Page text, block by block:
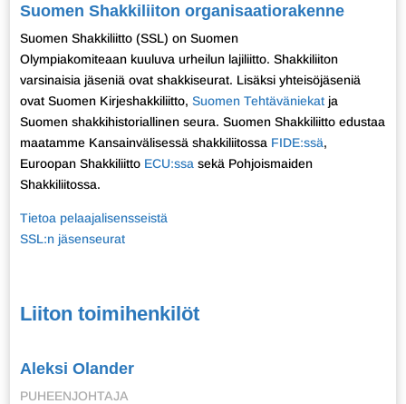
Suomen Shakkiliiton organisaatiorakenne
Suomen Shakkiliitto (SSL) on Suomen
Olympiakomiteaan kuuluva urheilun lajiliitto. Shakkiliiton
varsinaisia jäseniä ovat shakkiseurat. Lisäksi yhteisöjäseniä
ovat Suomen Kirjeshakkiliitto, Suomen Tehtäväniekatja
Suomen shakkihistoriallinen seura. Suomen Shakkiliitto edustaa
maatamme Kansainvälisessä shakkiliitossa FIDE:ssä,
Euroopan Shakkiliitto ECU:ssa sekä Pohjoismaiden
Shakkiliitossa.
Tietoa pelaajalisensseistä
SSL:n jäsenseurat
Liiton toimihenkilöt
Aleksi Olander
PUHEENJOHTAJA